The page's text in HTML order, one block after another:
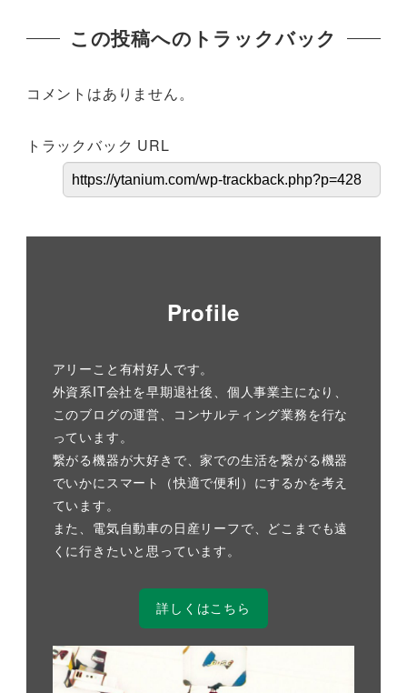
この投稿へのトラックバック
コメントはありません。
トラックバック URL
Profile
アリーこと有村好人です。
外資系IT会社を早期退社後、個人事業主になり、
このブログの運営、コンサルティング業務を行な
っています。
繋がる機器が大好きで、家での生活を繋がる機器
でいかにスマート（快適で便利）にするかを考え
ています。
また、電気自動車の日産リーフで、どこまでも遠
くに行きたいと思っています。
詳しくはこちら